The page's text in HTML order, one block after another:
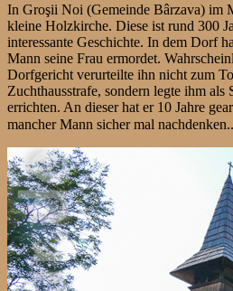
In Groşii Noi (Gemeinde Bârzava) im
kleine Holzkirche. Diese ist rund 300
interessante Geschichte. In dem Dorf
Mann seine Frau ermordet.
Dorfgericht verurteilte ihn nicht zum
Zuchthausstrafe, sondern legte ihm als
errichten. An dieser hat er 10 Jahre
mancher Mann sicher mal